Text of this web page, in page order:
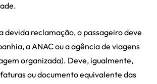
devida reclamação, o passageiro deve
a ANAC ou a agência de viagens
organizada). Deve, igualmente,
ou documento equivalente das